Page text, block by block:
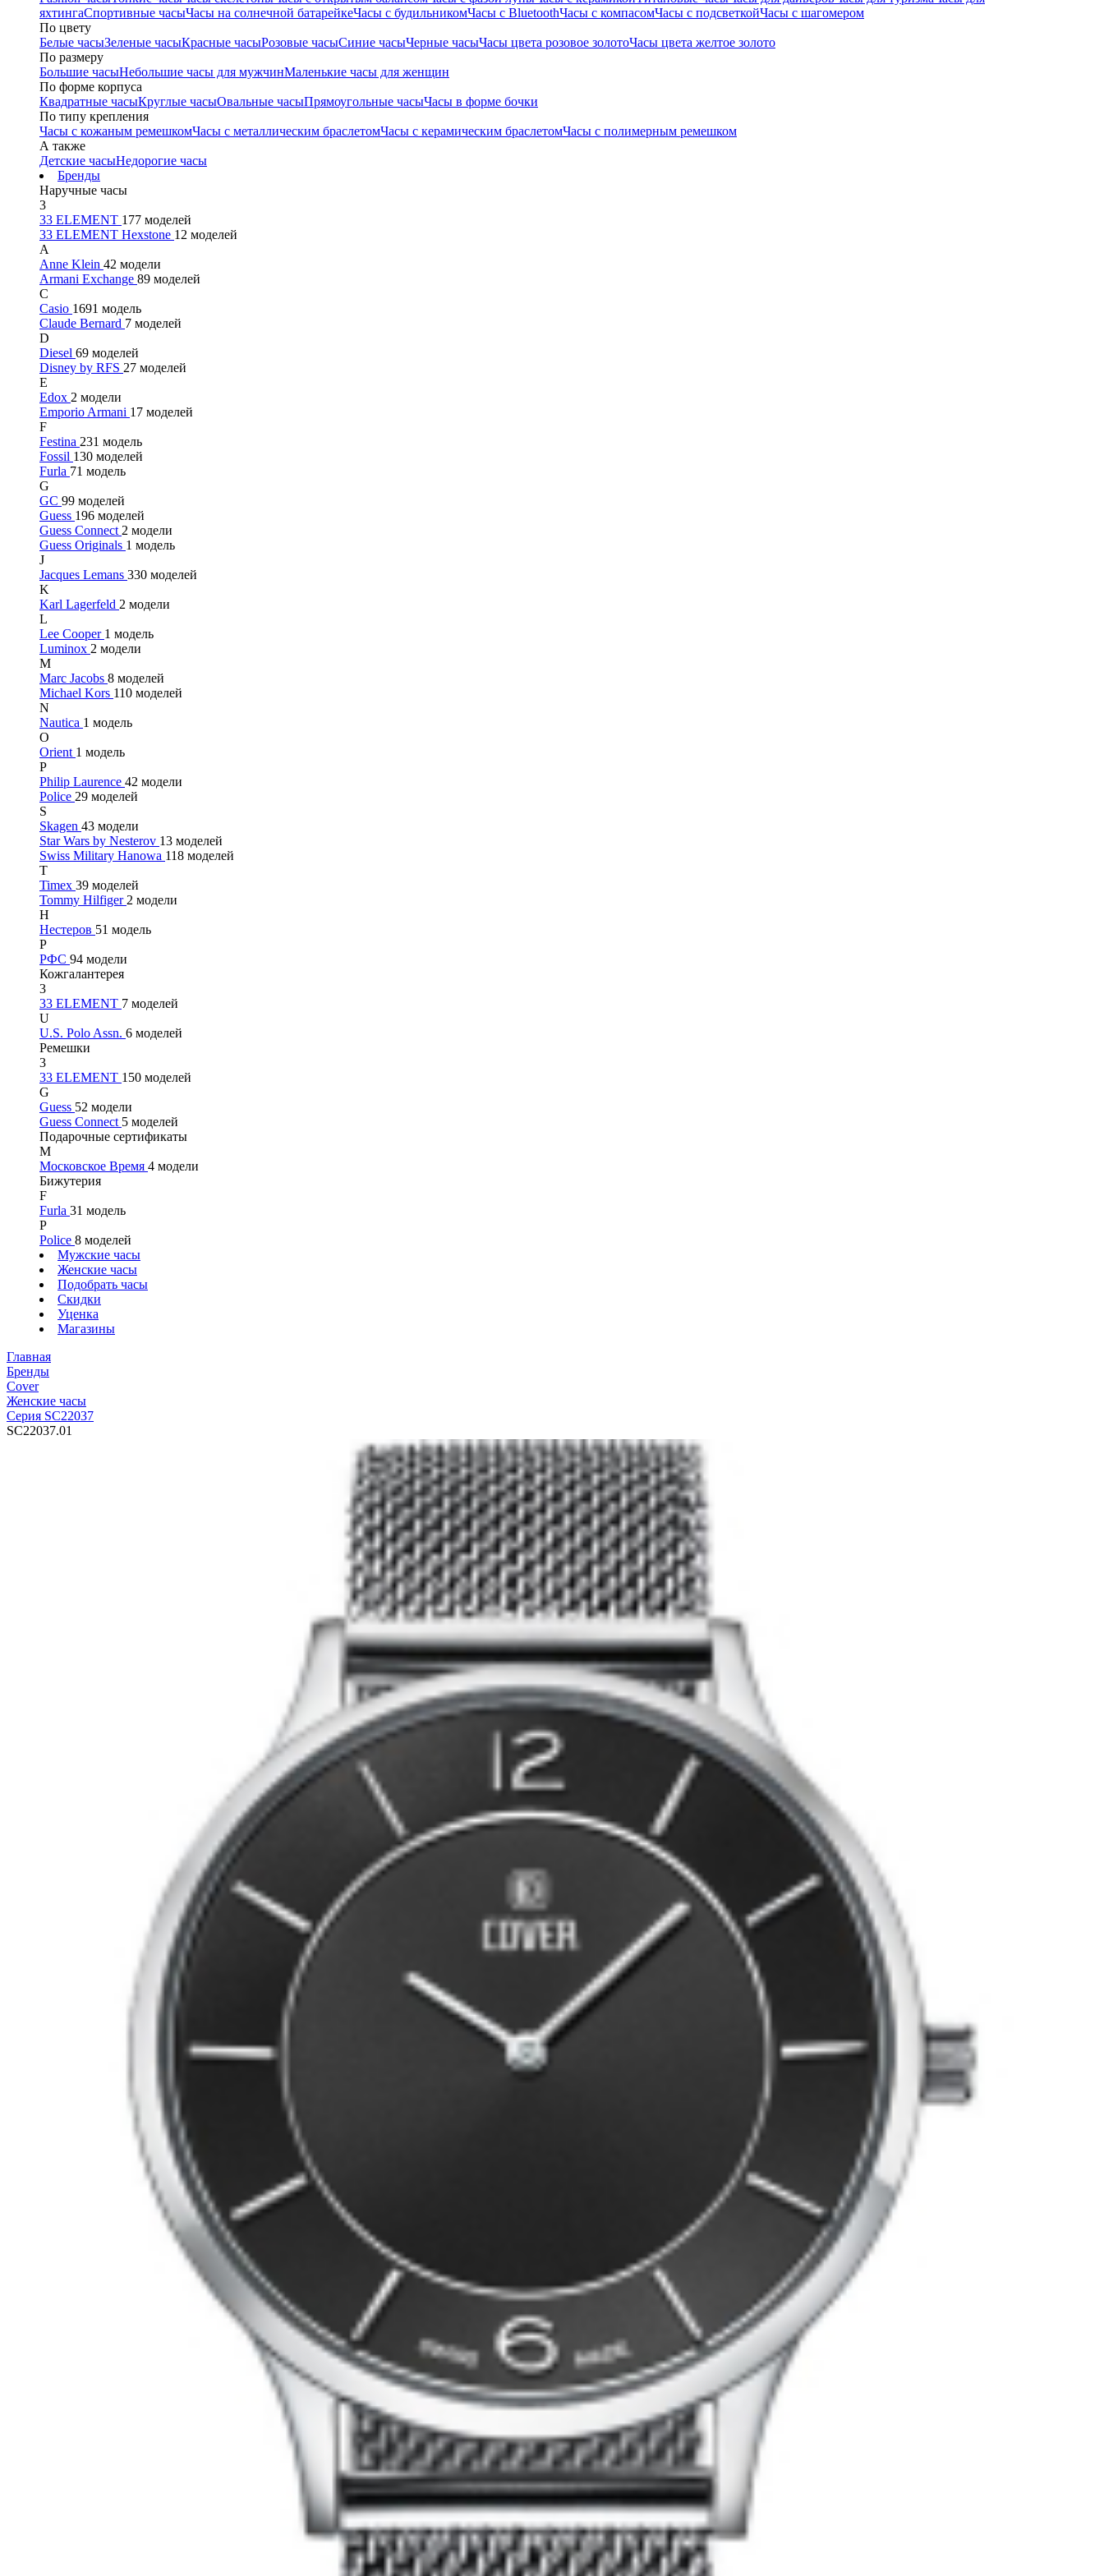
яхтингаСпортивные часыЧасы на солнечной батарейкеЧасы с будильникомЧасы с BluetoothЧасы с компасомЧасы с подсветкойЧасы с шагомером
По цвету
Белые часыЗеленые часыКрасные часыРозовые часыСиние часыЧерные часыЧасы цвета розовое золотоЧасы цвета желтое золото
По размеру
Большие часыНебольшие часы для мужчинМаленькие часы для женщин
По форме корпуса
Квадратные часыКруглые часыОвальные часыПрямоугольные часыЧасы в форме бочки
По типу крепления
Часы с кожаным ремешкомЧасы с металлическим браслетомЧасы с керамическим браслетомЧасы с полимерным ремешком
А также
Детские часыНедорогие часы
Бренды
Наручные часы
3
33 ELEMENT 177 моделей
33 ELEMENT Hexstone 12 моделей
A
Anne Klein 42 модели
Armani Exchange 89 моделей
C
Casio 1691 модель
Claude Bernard 7 моделей
D
Diesel 69 моделей
Disney by RFS 27 моделей
E
Edox 2 модели
Emporio Armani 17 моделей
F
Festina 231 модель
Fossil 130 моделей
Furla 71 модель
G
GC 99 моделей
Guess 196 моделей
Guess Connect 2 модели
Guess Originals 1 модель
J
Jacques Lemans 330 моделей
K
Karl Lagerfeld 2 модели
L
Lee Cooper 1 модель
Luminox 2 модели
M
Marc Jacobs 8 моделей
Michael Kors 110 моделей
N
Nautica 1 модель
O
Orient 1 модель
P
Philip Laurence 42 модели
Police 29 моделей
S
Skagen 43 модели
Star Wars by Nesterov 13 моделей
Swiss Military Hanowa 118 моделей
T
Timex 39 моделей
Tommy Hilfiger 2 модели
Н
Нестеров 51 модель
Р
РФС 94 модели
Кожгалантерея
3
33 ELEMENT 7 моделей
U
U.S. Polo Assn. 6 моделей
Ремешки
3
33 ELEMENT 150 моделей
G
Guess 52 модели
Guess Connect 5 моделей
Подарочные сертификаты
М
Московское Время 4 модели
Бижутерия
F
Furla 31 модель
P
Police 8 моделей
Мужские часы
Женские часы
Подобрать часы
Скидки
Уценка
Магазины
Главная
Бренды
Cover
Женские часы
Серия SC22037
SC22037.01